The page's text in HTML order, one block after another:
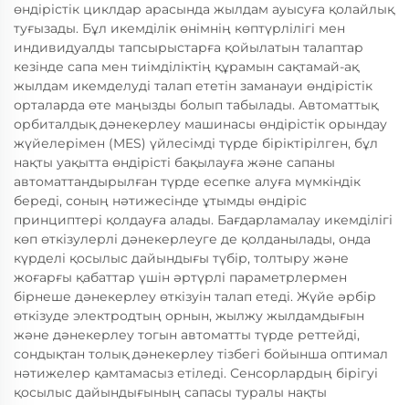
өндірістік циклдар арасында жылдам ауысуға қолайлық
туғызады. Бұл икемділік өнімнің көптүрлілігі мен
индивидуалды тапсырыстарға қойылатын талаптар
кезінде сапа мен тиімділіктің құрамын сақтамай-ақ
жылдам икемделуді талап ететін заманауи өндірістік
орталарда өте маңызды болып табылады. Автоматтық
орбиталдық дәнекерлеу машинасы өндірістік орындау
жүйелерімен (MES) үйлесімді түрде біріктірілген, бұл
нақты уақытта өндірісті бақылауға және сапаны
автоматтандырылған түрде есепке алуға мүмкіндік
береді, соның нәтижесінде ұтымды өндіріс
принциптері қолдауға алады. Бағдарламалау икемділігі
көп өткізулерлі дәнекерлеуге де қолданылады, онда
күрделі қосылыс дайындығы түбір, толтыру және
жоғарғы қабаттар үшін әртүрлі параметрлермен
бірнеше дәнекерлеу өткізуін талап етеді. Жүйе әрбір
өткізуде электродтың орнын, жылжу жылдамдығын
және дәнекерлеу тогын автоматты түрде реттейді,
сондықтан толық дәнекерлеу тізбегі бойынша оптимал
нәтижелер қамтамасыз етіледі. Сенсорлардың бірігуі
қосылыс дайындығының сапасы туралы нақты